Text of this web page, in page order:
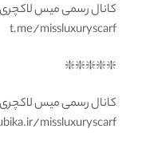
کانال رسمی میس لاکچری
t.me/missluxuryscarf
❇️❇️❇️❇️❇️
کانال رسمی میس لاکچری
missluxuryscarf